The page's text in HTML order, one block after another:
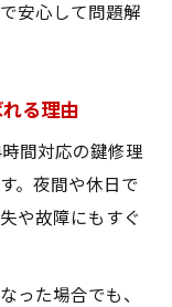
安心して問題解
る理由
間対応の鍵修理
。夜間や休日で
や故障にもすぐ
った場合でも、